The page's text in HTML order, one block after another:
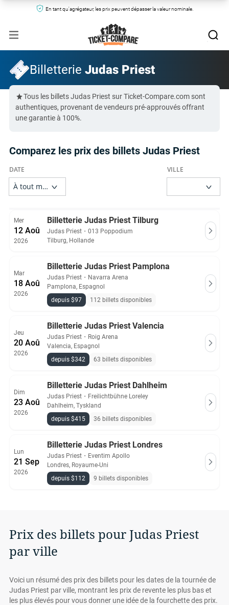
En tant qu'agrégateur, les prix peuvent dépasser la valeur nominale.
Billetterie Judas Priest
Tous les billets Judas Priest sur Ticket-Compare.com sont
authentiques, provenant de vendeurs pré-approuvés offrant
une garantie à 100%.
Comparez les prix des billets Judas Priest
Mer
12 Aoû
2026
Billetterie Judas Priest Tilburg
Judas Priest ・ 013 Poppodium
Tilburg, Hollande
Mar
18 Aoû
2026
Billetterie Judas Priest Pamplona
Judas Priest ・ Navarra Arena
Pamplona, Espagnol
depuis $97
112 billets disponibles
Jeu
20 Aoû
2026
Billetterie Judas Priest Valencia
Judas Priest ・ Roig Arena
Valencia, Espagnol
depuis $342
63 billets disponibles
Dim
23 Aoû
2026
Billetterie Judas Priest Dahlheim
Judas Priest ・ Freilichtbühne Loreley
Dahlheim, Tyskland
depuis $415
36 billets disponibles
Lun
21 Sep
2026
Billetterie Judas Priest Londres
Judas Priest ・ Eventim Apollo
Londres, Royaume-Uni
depuis $112
9 billets disponibles
Prix des billets pour Judas Priest
par ville
Voici un résumé des prix des billets pour les dates de la tournée de
Judas Priest par ville, montrant les prix de revente les plus bas et
les plus élevés pour vous donner une idée de la fourchette des prix.